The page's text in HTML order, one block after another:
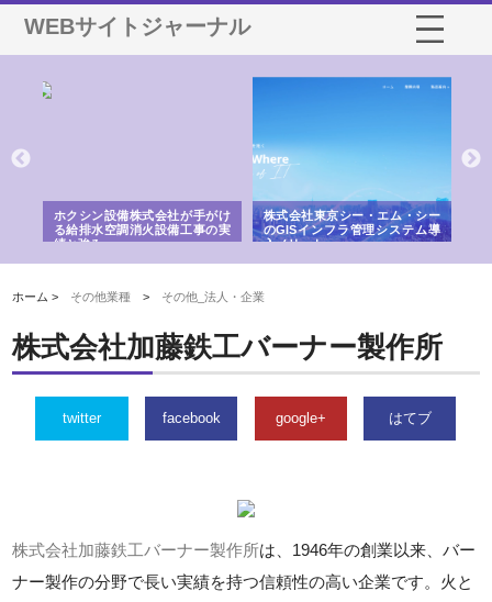
WEBサイトジャーナル
ホクシン設備株式会社が手がけ
る給排水空調消火設備工事の実
績と強み
株式会社東京シー・エム・シー
のGISインフラ管理システム導
入メリット
ホーム > その他業種 > その他_法人・企業
株式会社加藤鉄工バーナー製作所
twitter facebook google+ はてブ
株式会社加藤鉄工バーナー製作所は、1946年の創業以来、バー
ナー製作の分野で長い実績を持つ信頼性の高い企業です。火と